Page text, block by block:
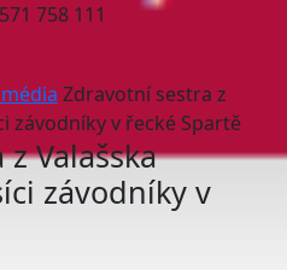
758 111
Zdravotní sestra z
závodníky v řecké Spartě
Valašska
závodníky v